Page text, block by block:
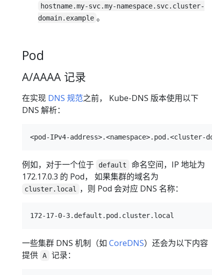
hostname.my-svc.my-namespace.svc.cluster-
domain.example 。
Pod
A/AAAA 记录
在实现 DNS 规范之前， Kube-DNS 版本使用以下
DNS 解析：
例如，对于一个位于 default
命名空间，IP 地址为
172.17.0.3 的 Pod， 如果集群的域名为
cluster.local ，则 Pod 会对应 DNS 名称：
一些集群 DNS 机制（如 CoreDNS）还会为以下内容
提供 A 记录：